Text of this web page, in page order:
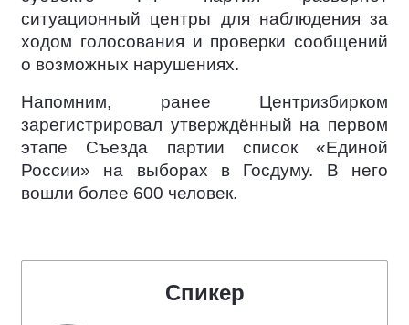
ситуационный центры для наблюдения за
ходом голосования и проверки сообщений
о возможных нарушениях.
Напомним, ранее Центризбирком
зарегистрировал утверждённый на первом
этапе Съезда партии список «Единой
России» на выборах в Госдуму. В него
вошли более 600 человек.
Спикер